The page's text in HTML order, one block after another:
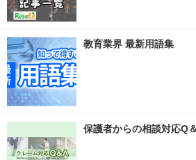
教育業界 最新用語集
保護者からの相談対応Q